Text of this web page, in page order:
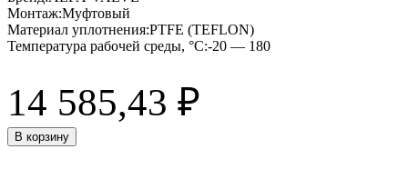
Монтаж:Муфтовый
Материал уплотнения:PTFE (TEFLON)
Температура рабочей среды, °C:-20 — 180
14 585,43 ₽
В корзину